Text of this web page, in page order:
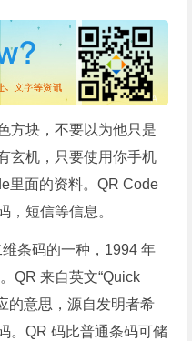
方块，不要以为他只是
玄机，只要使用你手机
里面的资料。QR Code
，短信等信息。
条码的一种，1994 年
QR 来自英文“Quick
的意思，源自发明者希
。QR 码比普通条码可储